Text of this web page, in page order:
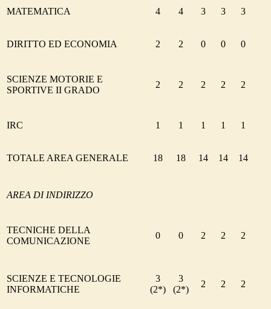
MATEMATICA 4 4 3 3 3
DIRITTO ED ECONOMIA 2 2 0 0 0
SCIENZE MOTORIE E
SPORTIVE II GRADO
2 2 2 2 2
IRC 1 1 1 1 1
TOTALE AREA GENERALE 18 18 14 14 14
AREA DI INDIRIZZO
TECNICHE DELLA
COMUNICAZIONE
0 0 2 2 2
SCIENZE E TECNOLOGIE
INFORMATICHE
3
(2*)
3
(2*)
2 2 2